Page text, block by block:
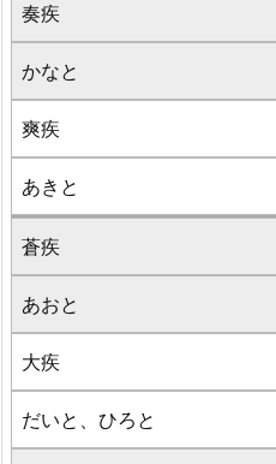
奏疾
かなと
爽疾
あきと
蒼疾
あおと
大疾
だいと、ひろと